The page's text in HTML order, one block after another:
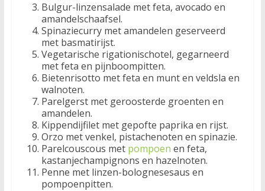
Bulgur-linzensalade met feta, avocado en
amandelschaafsel.
Spinaziecurry met amandelen geserveerd
met basmatirijst.
Vegetarische rigationischotel, gegarneerd
met feta en pijnboompitten.
Bietenrisotto met feta en munt en veldsla en
walnoten.
Parelgerst met geroosterde groenten en
amandelen.
Kippendijfilet met gepofte paprika en rijst.
Orzo met venkel, pistachenoten en spinazie.
Parelcouscous met pompoen en feta,
kastanjechampignons en hazelnoten.
Penne met linzen-bolognesesaus en
pompoenpitten.